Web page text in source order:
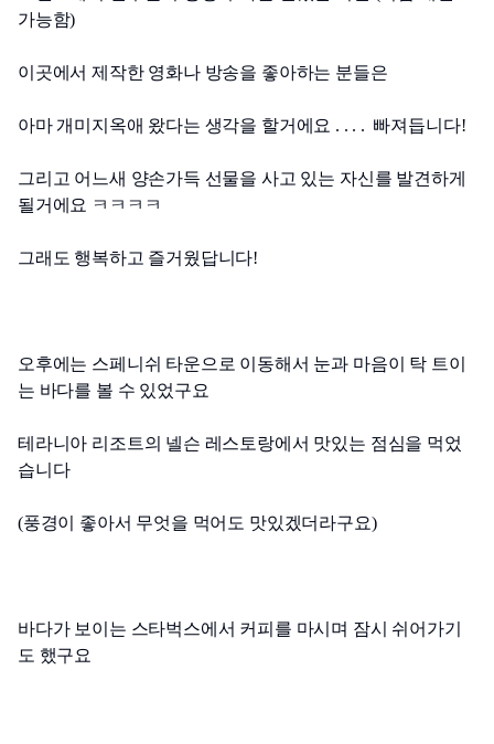
가능함)
이곳에서 제작한 영화나 방송을 좋아하는 분들은
아마 개미지옥애 왔다는 생각을 할거에요 . . . .  빠져듭니다!
그리고 어느새 양손가득 선물을 사고 있는 자신를 발견하게
될거에요 ㅋㅋㅋㅋ
그래도 행복하고 즐거웠답니다!
오후에는 스페니쉬 타운으로 이동해서 눈과 마음이 탁 트이
는 바다를 볼 수 있었구요
테라니아 리조트의 넬슨 레스토랑에서 맛있는 점심을 먹었
습니다
(풍경이 좋아서 무엇을 먹어도 맛있겠더라구요)
바다가 보이는 스타벅스에서 커피를 마시며 잠시 쉬어가기
도 했구요